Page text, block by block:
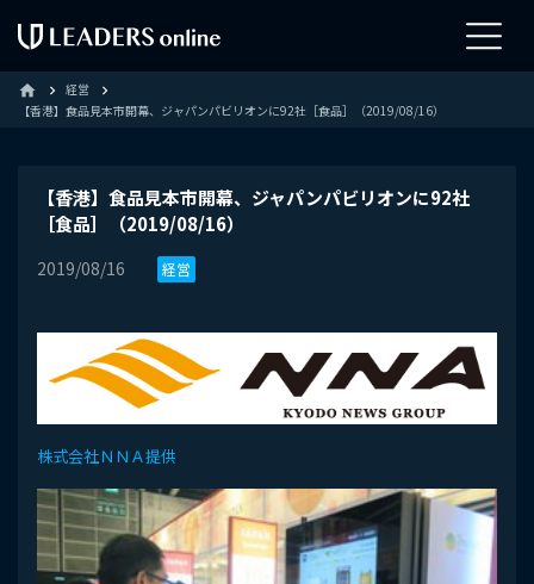
home
経営
【香港】食品見本市開幕、ジャパンパビリオンに92社［食品］（2019/08/16）
【香港】食品見本市開幕、ジャパンパビリオンに92社
［食品］（2019/08/16）
2019/08/16 経営
株式会社ＮＮＡ提供